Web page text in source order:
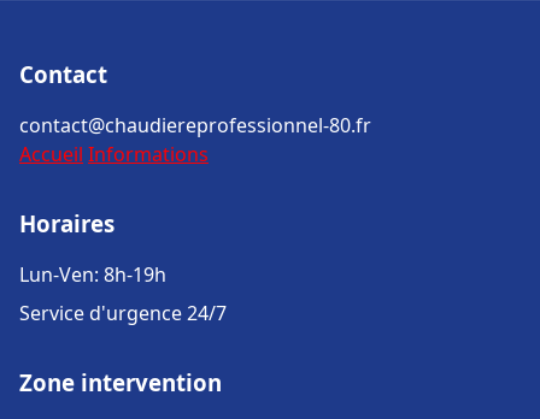
Contact
contact@chaudiereprofessionnel-80.fr
Accueil Informations
Horaires
Lun-Ven: 8h-19h
Service d'urgence 24/7
Zone intervention